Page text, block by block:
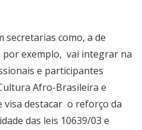
secretarias como, a de
por exemplo, vai integrar na
e participantes
Afro-Brasileira e
visa destacar o reforço da
das leis 10639/03 e